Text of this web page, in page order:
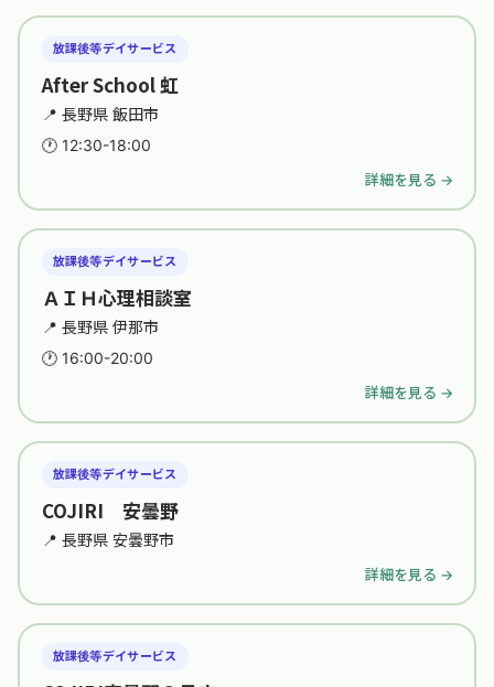
放課後等デイサービス
After School 虹
📍 長野県 飯田市
🕐 12:30-18:00
詳細を見る →
放課後等デイサービス
ＡＩＨ心理相談室
📍 長野県 伊那市
🕐 16:00-20:00
詳細を見る →
放課後等デイサービス
COJIRI 安曇野
📍 長野県 安曇野市
詳細を見る →
放課後等デイサービス